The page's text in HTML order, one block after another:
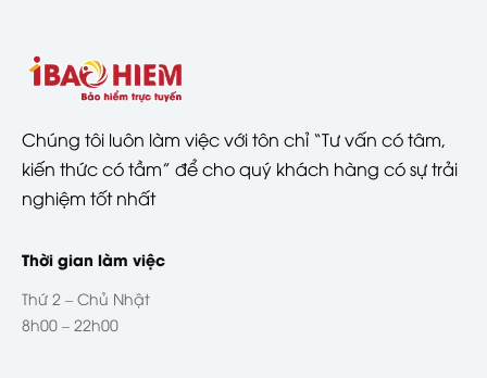
Chúng tôi luôn làm việc với tôn chỉ “Tư vấn có tâm,
kiến thức có tầm” để cho quý khách hàng có sự trải
nghiệm tốt nhất
Thời gian làm việc
Thứ 2 – Chủ Nhật
8h00 – 22h00